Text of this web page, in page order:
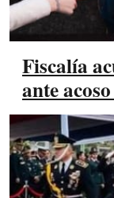
Fiscalía
ante